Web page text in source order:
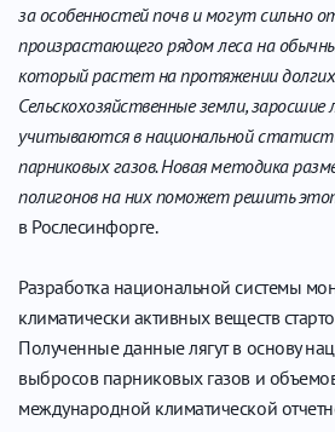
за особенностей почв и могут сильно
произрастающего рядом леса на
который растет на протяжении
Сельскохозяйственные земли, заросшие
учитываются в национальной
парниковых газов. Новая методика
полигонов на них поможет решить
в Рослесинфорге.
Разработка национальной системы
климатически активных веществ
Полученные данные лягут в основу
выбросов парниковых газов и
международной климатической